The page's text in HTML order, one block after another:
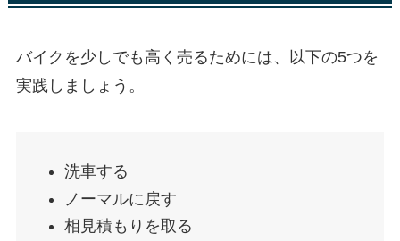
バイクを少しでも高く売るためには、以下の5つを
実践しましょう。
洗車する
ノーマルに戻す
相見積もりを取る